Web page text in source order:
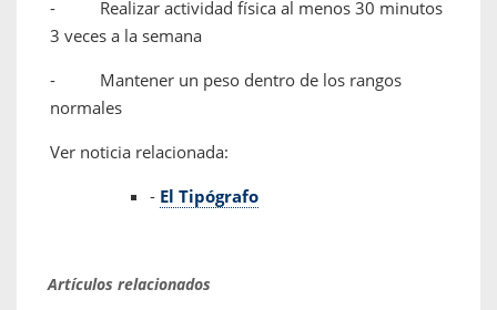
- Realizar actividad física al menos 30 minutos
3 veces a la semana
- Mantener un peso dentro de los rangos
normales
Ver noticia relacionada:
- El Tipógrafo
Artículos relacionados